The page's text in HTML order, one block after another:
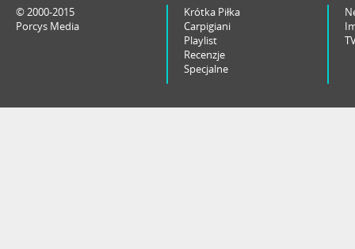
© 2000-2015
Porcys Media
Krótka Piłka
Carpigiani
Playlist
Recenzje
Specjalne